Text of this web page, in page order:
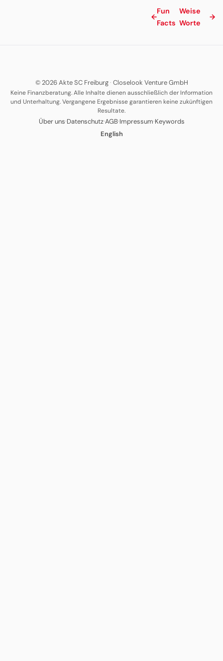
←
Fun
Facts
Weise
Worte
→
© 2026 Akte SC Freiburg· Closelook Venture GmbH
Keine Finanzberatung. Alle Inhalte dienen ausschließlich der Information
und Unterhaltung. Vergangene Ergebnisse garantieren keine zukünftigen
Resultate.
Über uns·Datenschutz·AGB·Impressum·Keywords
English